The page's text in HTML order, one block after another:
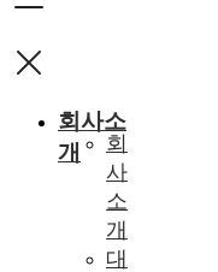
회사소
개
회
사
소
개
대